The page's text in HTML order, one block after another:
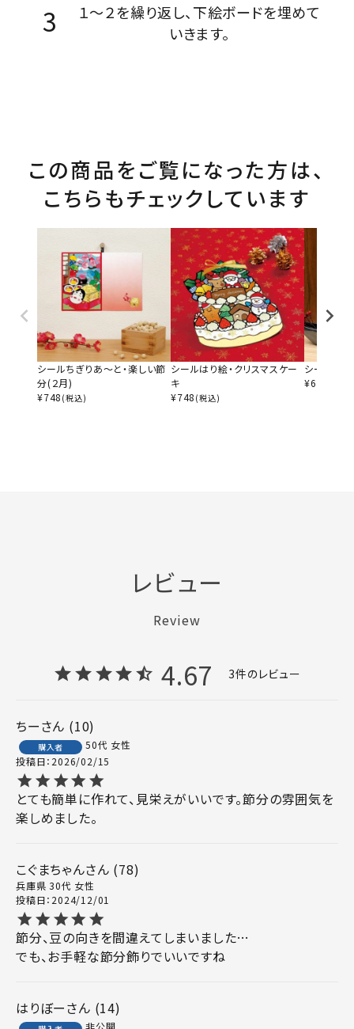
１～２を繰り返し、下絵ボードを埋めて
いきます。
この商品をご覧になった方は、
こちらもチェックしています
シールちぎりあ～と・楽しい節
分(２月)
¥748 (税込)
シールはり絵・クリスマスケー
キ
¥748 (税込)
シールは
¥627
レビュー
Review
4.67 3
ちー 10
購入者 50代 女性
投稿日 2026/02/15
とても簡単に作れて、見栄えがいいです。節分の雰囲気を
楽しめました。
こぐまちゃん 78
兵庫県 30代 女性
投稿日 2024/12/01
節分、豆の向きを間違えてしまいました…
でも、お手軽な節分飾りでいいですね
はりぼー 14
非公開